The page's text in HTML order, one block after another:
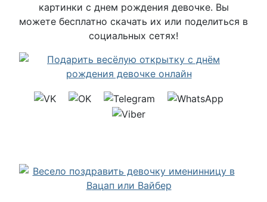
картинки с днем рождения девочке. Вы
можете бесплатно скачать их или поделиться в
социальных сетях!